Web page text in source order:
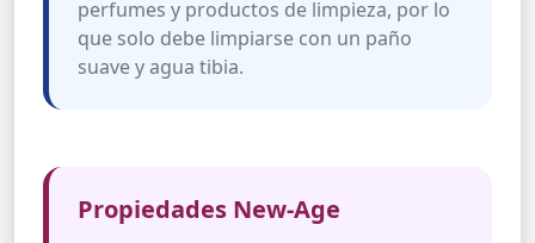
perfumes y productos de limpieza, por lo
que solo debe limpiarse con un paño
suave y agua tibia.
Propiedades New-Age